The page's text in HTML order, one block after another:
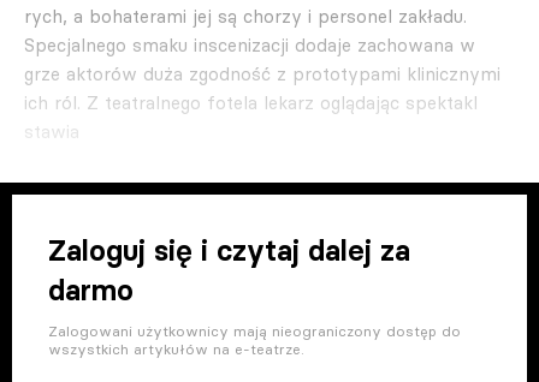
rych, a bohaterami jej są chorzy i personel zakładu.
Specjalnego smaku inscenizacji dodaje zacho­wana w
grze aktorów duża zgod­ność z prototypami klinicznymi
ich ról. Z teatralnego fotela lekarz oglądając spektakl
stawia
Zaloguj się i czytaj dalej za
darmo
Zalogowani użytkownicy mają nieograniczony dostęp do
wszystkich artykułów na e-teatrze.